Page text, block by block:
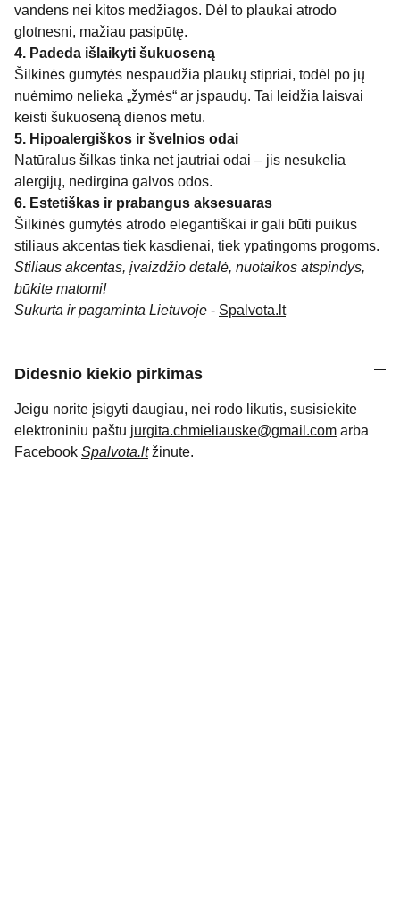
vandens nei kitos medžiagos. Dėl to plaukai atrodo
glotnesni, mažiau pasipūtę.
4. Padeda išlaikyti šukuoseną
Šilkinės gumytės nespaudžia plaukų stipriai, todėl po jų
nuėmimo nelieka „žymės“ ar įspaudų. Tai leidžia laisvai
keisti šukuoseną dienos metu.
5. Hipoalergiškos ir švelnios odai
Natūralus šilkas tinka net jautriai odai – jis nesukelia
alergijų, nedirgina galvos odos.
6. Estetiškas ir prabangus aksesuaras
Šilkinės gumytės atrodo elegantiškai ir gali būti puikus
stiliaus akcentas tiek kasdienai, tiek ypatingoms progoms.
Stiliaus akcentas, įvaizdžio detalė, nuotaikos atspindys,
būkite matomi!
Sukurta ir pagaminta Lietuvoje - Spalvota.lt
Didesnio kiekio pirkimas
Jeigu norite įsigyti daugiau, nei rodo likutis, susisiekite
elektroniniu paštu jurgita.chmieliauske@gmail.com arba
Facebook Spalvota.lt žinute.